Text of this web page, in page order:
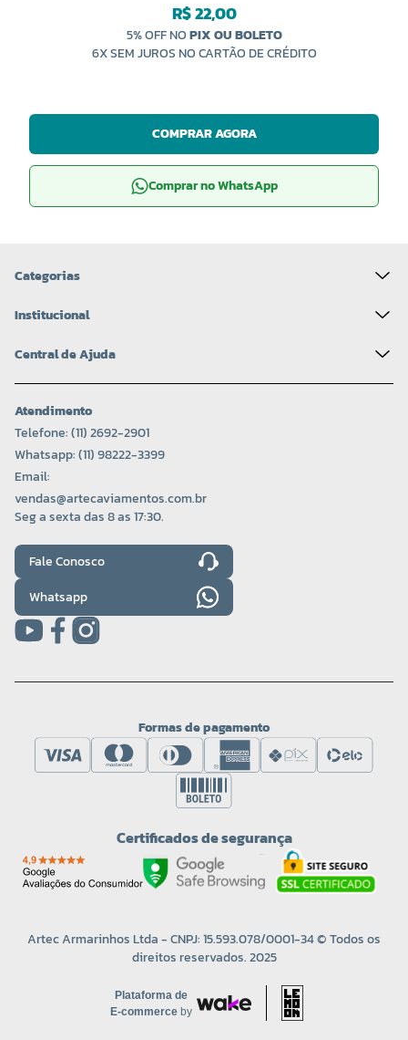
R$ 22,00
5% OFF NOPIX OU BOLETO
6X SEM JUROS NO CARTÃO DE CRÉDITO
COMPRAR AGORA
Comprar no WhatsApp
Categorias
Institucional
Central de Ajuda
Atendimento
Telefone: (11) 2692-2901
Whatsapp: (11) 98222-3399
Email:
vendas@artecaviamentos.com.br
Seg a sexta das 8 as 17:30.
Fale Conosco
Whatsapp
Formas de pagamento
Certificados de segurança
Artec Armarinhos Ltda - CNPJ: 15.593.078/0001-34 © Todos os
direitos reservados. 2025
Plataforma de
E-commerce by